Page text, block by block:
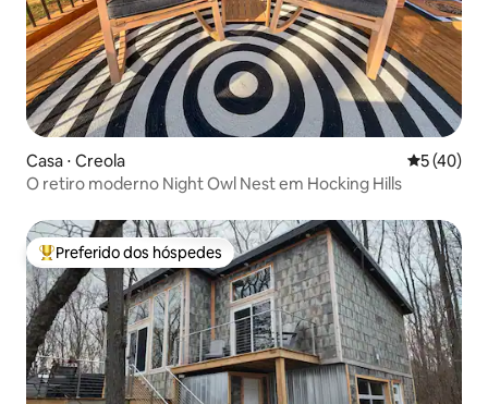
Casa ⋅ Creola 5 de uma
5 (40)
O retiro moderno Night Owl Nest em Hocking Hills
Entre os melhores preferidos dos hóspedes
Preferido dos hóspedes